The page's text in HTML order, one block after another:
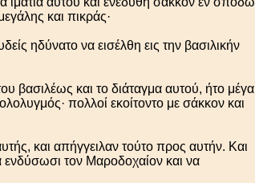
και πικράς·
ηδύνατο να εισέλθη εις την βασιλικήν
βασιλέως και το διάταγμα αυτού, ήτο μέγα
πολλοί εκοίτοντο με σάκκον και
και απήγγειλαν τούτο προς αυτήν. Και
ενδύσωσι τον Μαροδοχαίον και να